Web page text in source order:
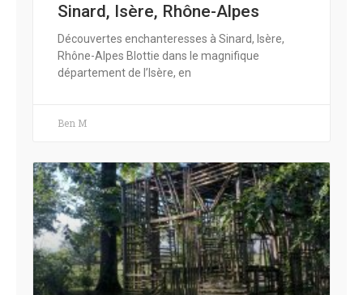
Sinard, Isère, Rhône-Alpes
Découvertes enchanteresses à Sinard, Isère,
Rhône-Alpes Blottie dans le magnifique
département de l’Isère, en
Ben M